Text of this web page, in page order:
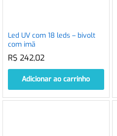
Led UV com 18 leds – bivolt
com imã
R$ 242,02
Adicionar ao carrinho